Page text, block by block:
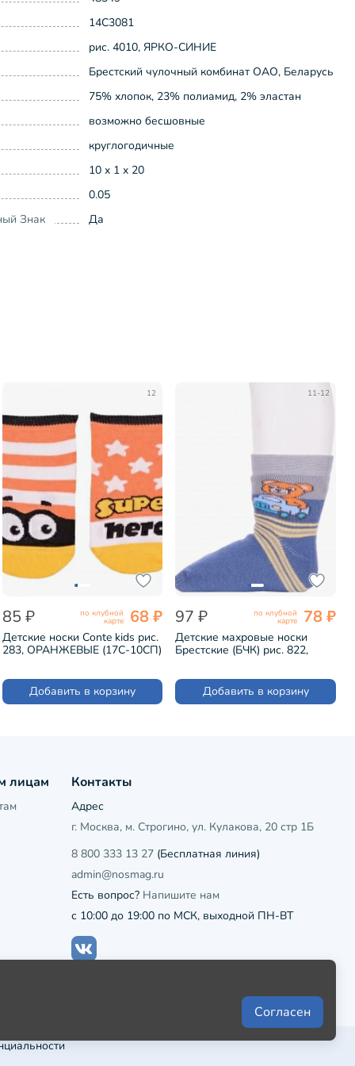
14С3081
рис. 4010, ЯРКО-СИНИЕ
Брестский чулочный комбинат ОАО, Беларусь
75% хлопок, 23% полиамид, 2% эластан
возможно бесшовные
круглогодичные
10 x 1 x 20
0.05
Знак
Да
12
85 ₽ по клубной
карте 68 ₽
Детские носки Conte kids рис.
283, ОРАНЖЕВЫЕ (17С-10СП)
Добавить в корзину
11-12
97 ₽ по клубной
карте 78 ₽
Детские махровые носки
Брестские (БЧК) рис. 822,
Добавить в корзину
лицам Контакты
Адрес
г. Москва, м. Строгино, ул. Кулакова, 20 стр 1Б
8 800 333 13 27(Бесплатная линия)
admin@nosmag.ru
Есть вопрос? Напишите нам
с 10:00 до 19:00 по МСК, выходной ПН-ВТ
Согласен